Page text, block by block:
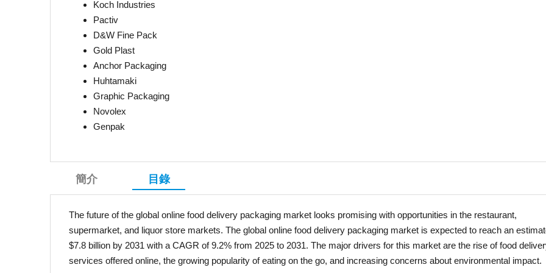
Koch Industries
Pactiv
D&W Fine Pack
Gold Plast
Anchor Packaging
Huhtamaki
Graphic Packaging
Novolex
Genpak
簡介 目錄
The future of the global online food delivery packaging market looks promising with opportunities in the restaurant,
supermarket, and liquor store markets. The global online food delivery packaging market is expected to reach an
$7.8 billion by 2031 with a CAGR of 9.2% from 2025 to 2031. The major drivers for this market are the rise of food
services offered online, the growing popularity of eating on the go, and increasing concerns about environmental impact.